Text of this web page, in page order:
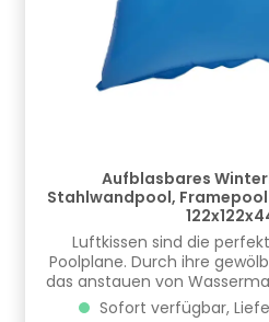
Aufblasbares
Stahlwandpool, Framepool
​Luftkissen sind die
Poolplane. Durch ihre
das anstauen von
minimieren so die
Sofort verfügbar,